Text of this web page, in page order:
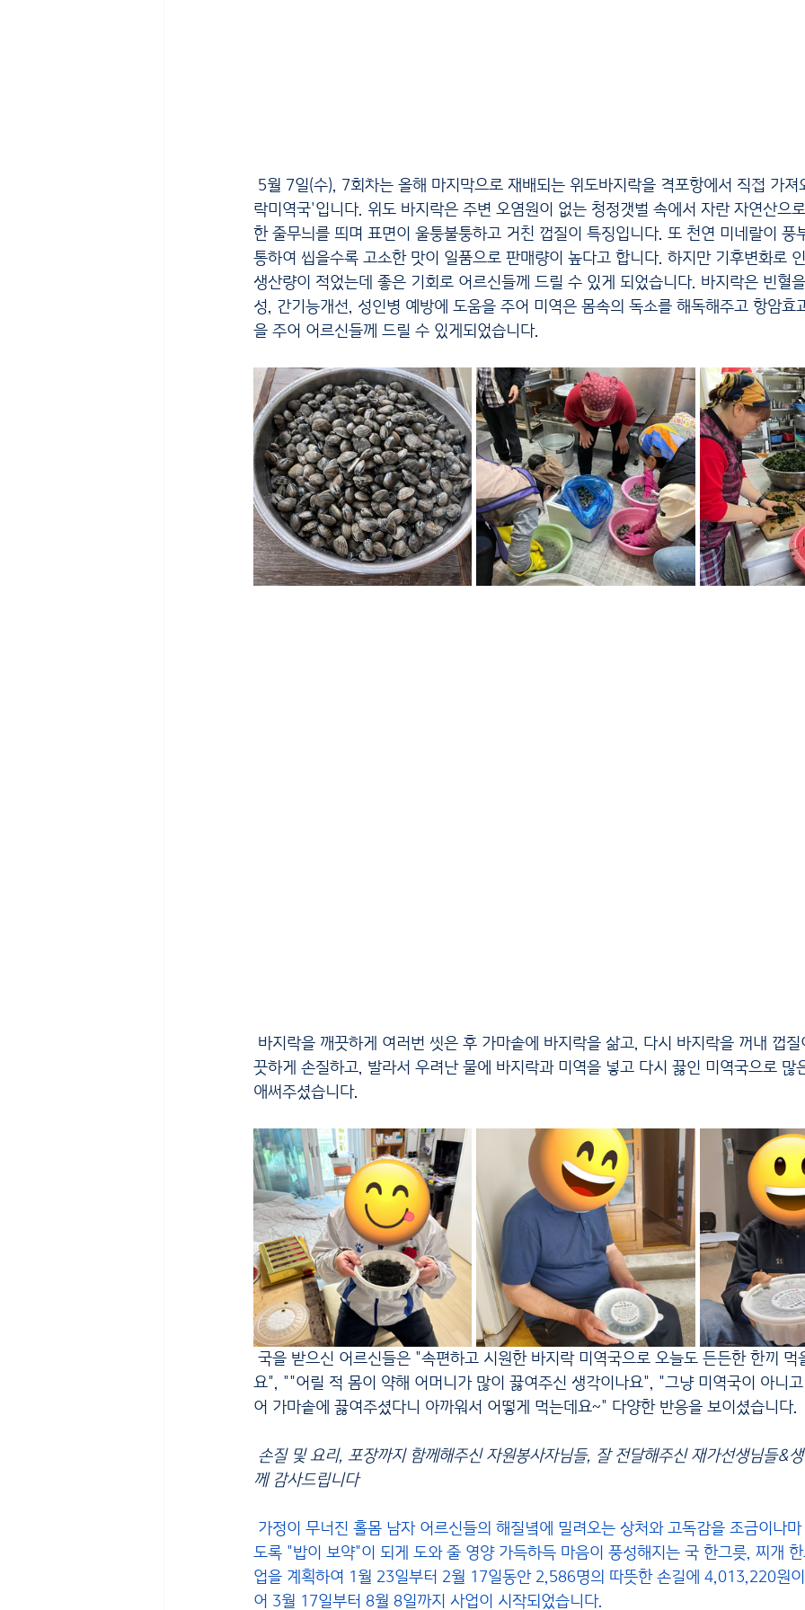
5월 7일(수), 7회차는 올해 마지막으로 재배되는 위도바지락을 격포항에서 직접 가
락미역국'입니다. 위도 바지락은 주변 오염원이 없는 청정갯벌 속에서 자란 자연산으
한 줄무늬를 띄며 표면이 울퉁불퉁하고 거친 껍질이 특징입니다. 또 천연 미네랄이 풍
통하여 씹을수록 고소한 맛이 일품으로 판매량이 높다고 합니다. 하지만 기후변화로
생산량이 적었는데 좋은 기회로 어르신들께 드릴 수 있게 되었습니다. 바지락은 빈혈
성, 간기능개선, 성인병 예방에 도움을 주어 미역은 몸속의 독소를 해독해주고 항암효
을 주어 어르신들께 드릴 수 있게되었습니다.
끗하게 손질하고, 발라서 우려난 물에 바지락과 미역을 넣고 다시 끓인 미역국으로 많
애써주셨습니다.
요", ""어릴 적 몸이 약해 어머니가 많이 끓여주신 생각이나요", "그냥 미역국이 아니
어 가마솥에 끓여주셨다니 아까워서 어떻게 먹는데요~" 다양한 반응을 보이셨습니다.
손질 및 요리, 포장까지 함께해주신 자원봉사자님들, 잘 전달해주신 재가선생님들&
께 감사드립니다
가정이 무너진 홀몸 남자 어르신들의 해질녘에 밀려오는 상처와 고독감을 조금이나
도록 "밥이 보약"이 되게 도와 줄 영양 가득하득 마음이 풍성해지는 국 한그릇, 찌개
업을 계획하여 1월 23일부터 2월 17일동안 2,586명의 따뜻한 손길에 4,013,220원
어 3월 17일부터 8월 8일까지 사업이 시작되었습니다.